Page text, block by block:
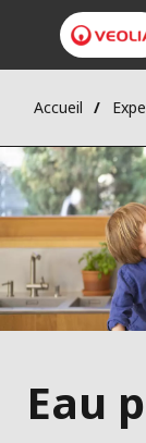
Accueil
Eau